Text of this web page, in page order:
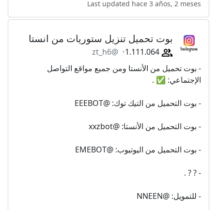
Last updated hace 3 años, 2 meses
بوت تحميل تنزيل ستوريات من انستا
@zt_h6
- بوت تحميل من الأنستا ومن جميع مواقع التواصل
الإجتماعي: ✅ .
- بوت التحميل من التيك توك: @EEEBOT
- بوت التحميل من الأنستا: @xxzbot
- بوت التحميل من اليوتيوب: @EMEBOT
- ? ? .
- للتمويل: @NNEEN